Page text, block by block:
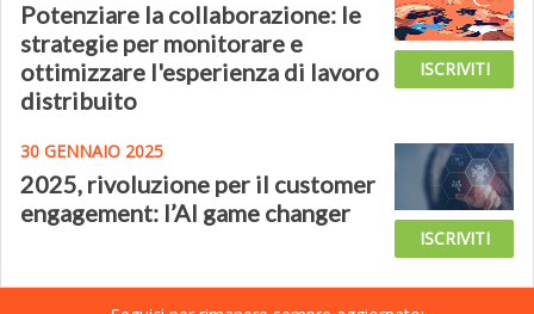
Potenziare la collaborazione: le
strategie per monitorare e
ottimizzare l'esperienza di lavoro
distribuito
ISCRIVITI
30 GENNAIO 2025
2025, rivoluzione per il customer
engagement: l’AI game changer
ISCRIVITI